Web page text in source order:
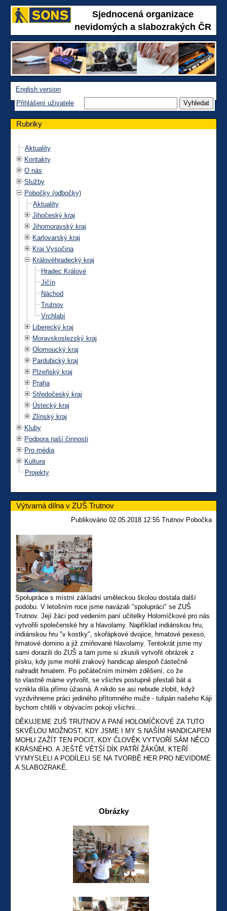
Sjednocená organizace
nevidomých a slabozrakých ČR
English version
Přihlášení uživatele
Rubriky
Aktuality
Kontakty
O nás
Služby
Pobočky (odbočky)
Aktuality
Jihočeský kraj
Jihomoravský kraj
Karlovarský kraj
Kraj Vysočina
Královéhradecký kraj
Hradec Králové
Jičín
Náchod
Trutnov
Vrchlabí
Liberecký kraj
Moravskoslezský kraj
Olomoucký kraj
Pardubický kraj
Plzeňský kraj
Praha
Středočeský kraj
Ústecký kraj
Zlínský kraj
Kluby
Podpora naší činnosti
Pro média
Kultura
Projekty
Výtvarná dílna v ZUŠ Trutnov
Publikováno 02.05.2018 12:55 Trutnov Pobočka
Spolupráce s místní základní uměleckou školou dostala další
podobu. V letošním roce jsme navázali "spolupráci" se ZUŠ
Trutnov. Její žáci pod vedením paní učitelky Holomíčkové pro nás
vytvořili společenské hry a hlavolamy. Například indiánskou hru,
indiánskou hru "v kostky", skořápkové dvojice, hmatové pexeso,
hmatové domino a již zmiňované hlavolamy. Tentokrát jsme my
sami dorazili do ZUŠ a tam jsme si zkusili vytvořit obrázek z
písku, kdy jsme mohli zrakový handicap alespoň částečně
nahradit hmatem. Po počátečním mírném zděšení, co že
to vlastně máme vytvořit, se všichni postupně přestali bát a
vznikla díla přímo úžasná. A nikdo se asi nebude zlobit, když
vyzdvihneme práci jediného přítomného muže - tulipán našeho Káji
bychom chtěli v obývacím pokoji všichni...
DĚKUJEME ZUŠ TRUTNOV A PANÍ HOLOMÍČKOVÉ ZA TUTO
SKVĚLOU MOŽNOST, KDY JSME I MY S NAŠÍM HANDICAPEM
MOHLI ZAŽÍT TEN POCIT, KDY ČLOVĚK VYTVOŘÍ SÁM NĚCO
KRÁSNÉHO. A JEŠTĚ VĚTŠÍ DÍK PATŘÍ ŽÁKŮM, KTEŘÍ
VYMYSLELI A PODÍLELI SE NA TVORBĚ HER PRO NEVIDOMÉ
A SLABOZRAKÉ.
Obrázky